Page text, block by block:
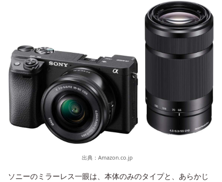
出典： Amazon.co.jp
ソニーのミラーレス一眼は、本体のみのタイプと、あらかじ